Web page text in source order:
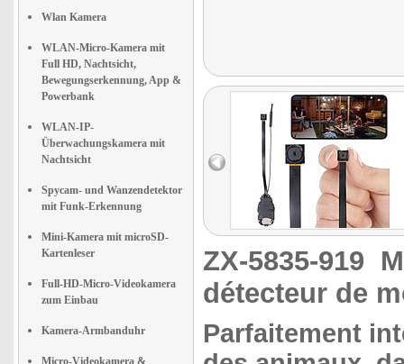
Wlan Kamera
WLAN-Micro-Kamera mit
Full HD, Nachtsicht,
Bewegungserkennung, App &
Powerbank
WLAN-IP-
Überwachungskamera mit
Nachtsicht
Spycam- und Wanzendetektor
mit Funk-Erkennung
Mini-Kamera mit microSD-
Kartenleser
Full-HD-Micro-Videokamera
zum Einbau
Kamera-Armbanduhr
Micro-Videokamera &
ZX-5835-919
détecteur de
Parfaitement